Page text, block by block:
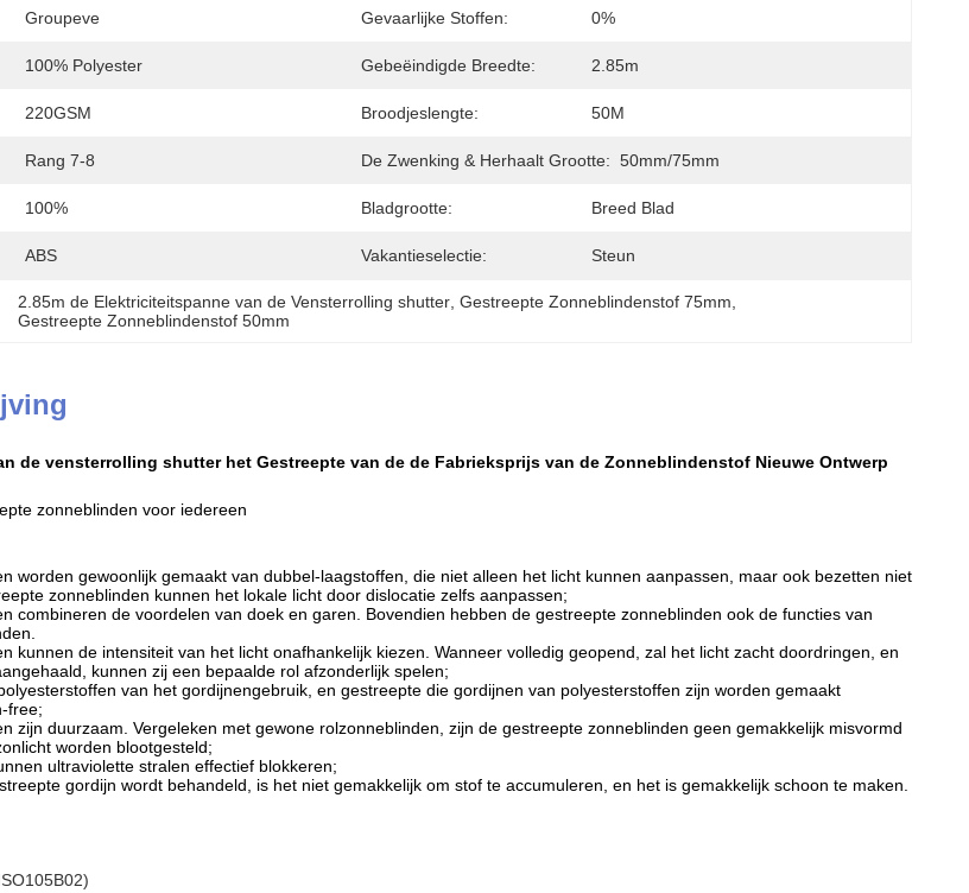
Groupeve Gevaarlijke Stoffen: 0%
100% Polyester Gebeëindigde Breedte: 2.85m
220GSM Broodjeslengte: 50M
Rang 7-8 De Zwenking & Herhaalt Grootte: 50mm/75mm
100% Bladgrootte: Breed Blad
ABS Vakantieselectie: Steun
2.85m de Elektriciteitspanne van de Vensterrolling shutter , Gestreepte Zonneblindenstof 75mm
Gestreepte Zonneblindenstof 50mm
de vensterrolling shutter het Gestreepte van de de Fabrieksprijs van de Zonneblindenstof Nieuwe Ontwerp
zonneblinden voor iedereen
worden gewoonlijk gemaakt van dubbel-laagstoffen, die niet alleen het licht kunnen aanpassen, maar ook bezetten niet
zonneblinden kunnen het lokale licht door dislocatie zelfs aanpassen;
combineren de voordelen van doek en garen. Bovendien hebben de gestreepte zonneblinden ook de functies van
kunnen de intensiteit van het licht onafhankelijk kiezen. Wanneer volledig geopend, zal het licht zacht doordringen, en
kunnen zij een bepaalde rol afzonderlijk spelen;
van het gordijnengebruik, en gestreepte die gordijnen van polyesterstoffen zijn worden gemaakt
free;
zijn duurzaam. Vergeleken met gewone rolzonneblinden, zijn de gestreepte zonneblinden geen gemakkelijk misvormd
worden blootgesteld;
ultraviolette stralen effectief blokkeren;
gordijn wordt behandeld, is het niet gemakkelijk om stof te accumuleren, en het is gemakkelijk schoon te maken.